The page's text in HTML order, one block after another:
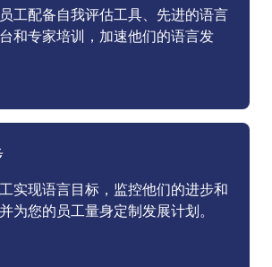
工配备自我评估工具、先进的语言
和专家培训，加速他们的语言发
实现语言目标，监控他们的进步和
为您的员工量身定制发展计划。